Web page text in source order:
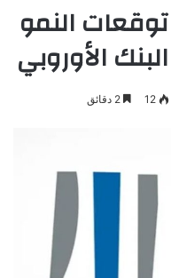
النمو
الأوروبي
12